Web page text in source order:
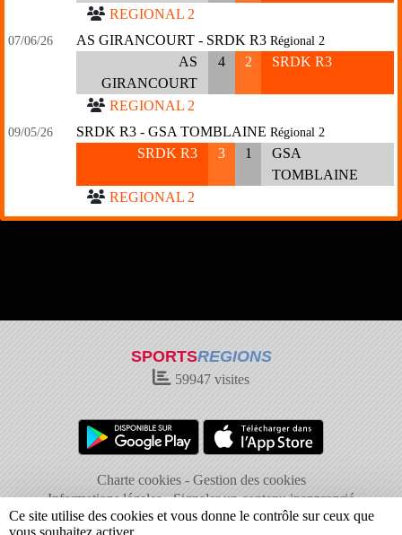
REGIONAL 2
07/06/26 AS GIRANCOURT - SRDK R3 Régional 2
AS
GIRANCOURT
4 2 SRDK R3
REGIONAL 2
09/05/26 SRDK R3 - GSA TOMBLAINE Régional 2
SRDK R3 3 1
GSA
TOMBLAINE
REGIONAL 2
SPORTSREGIONS
59947 visites
Charte cookies
Gestion des cookies
Informations légales
Signaler un contenu inapproprié
Ce site utilise des cookies et vous donne le contrôle sur ceux que
vous souhaitez activer